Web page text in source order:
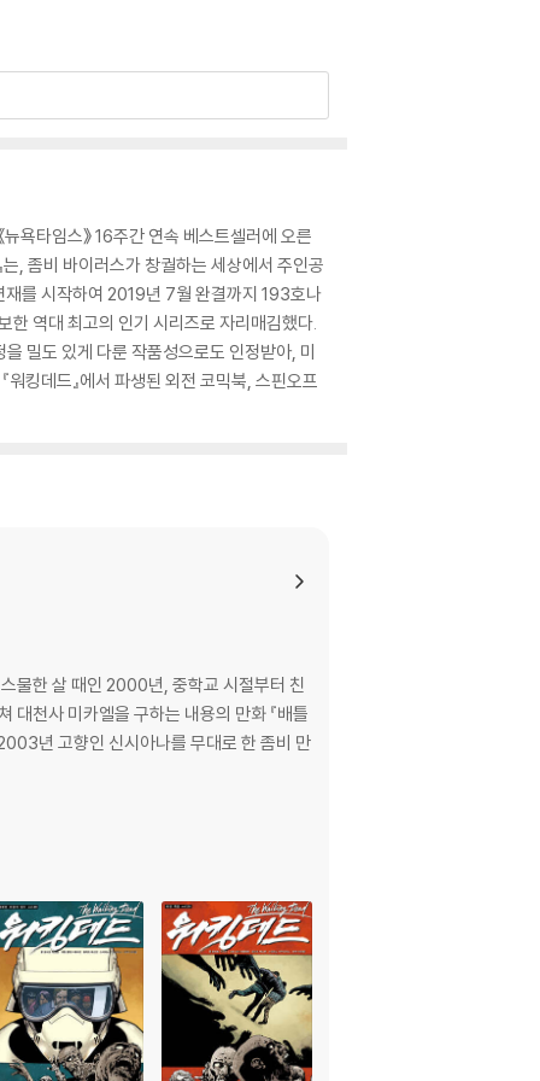
욕타임스》 16주간 연속 베스트셀러에 오른
는, 좀비 바이러스가 창궐하는 세상에서 주인공
를 시작하여 2019년 7월 완결까지 193호나
한 역대 최고의 인기 시리즈로 자리매김했다.
밀도 있게 다룬 작품성으로도 인정받아, 미
킹데드』에서 파생된 외전 코믹북, 스핀오프
물한 살 때인 2000년, 중학교 시절부터 친
천사 미카엘을 구하는 내용의 만화 『배틀
년 고향인 신시아나를 무대로 한 좀비 만